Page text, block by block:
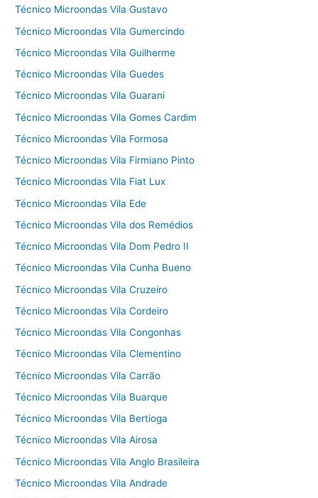
Técnico Microondas Vila Gustavo
Técnico Microondas Vila Gumercindo
Técnico Microondas Vila Guilherme
Técnico Microondas Vila Guedes
Técnico Microondas Vila Guarani
Técnico Microondas Vila Gomes Cardim
Técnico Microondas Vila Formosa
Técnico Microondas Vila Firmiano Pinto
Técnico Microondas Vila Fiat Lux
Técnico Microondas Vila Ede
Técnico Microondas Vila dos Remédios
Técnico Microondas Vila Dom Pedro II
Técnico Microondas Vila Cunha Bueno
Técnico Microondas Vila Cruzeiro
Técnico Microondas Vila Cordeiro
Técnico Microondas Vila Congonhas
Técnico Microondas Vila Clementino
Técnico Microondas Vila Carrão
Técnico Microondas Vila Buarque
Técnico Microondas Vila Bertioga
Técnico Microondas Vila Airosa
Técnico Microondas Vila Anglo Brasileira
Técnico Microondas Vila Andrade